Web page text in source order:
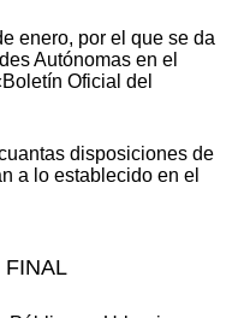
enero, por el que se da
Autónomas en el
Oficial del
disposiciones de
a lo establecido en el
FINAL